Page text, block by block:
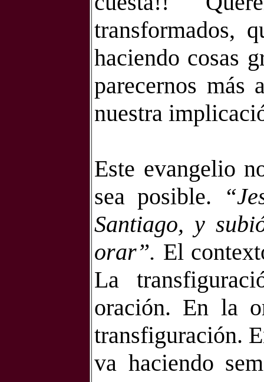
transformados,
haciendo cosas
parecernos
nuestra
Este evangelio
sea posible.
Santiago, y
orar”. El
La
oración. En la
transfiguración.
va haciendo